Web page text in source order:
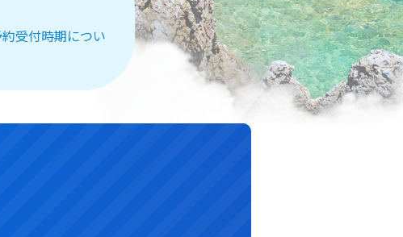
受付時期につい